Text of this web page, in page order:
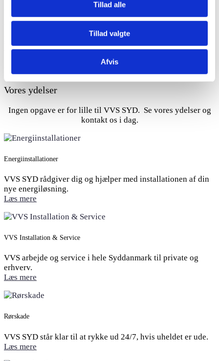
Tillad alle
Tillad valgte
Afvis
som kunde. Vi forlader aldrig en opgave, uden at vi er sikre
på, at den er løst, og du som kunde er tilfreds med
være sikker på, at vi kommer, når det passer dig.
Vores ydelser
Ingen opgave er for lille til VVS SYD. Se vores ydelser og
kontakt os i dag.
Energiinstallationer
VVS SYD rådgiver dig og hjælper med installationen af din
nye energiløsning.
Læs mere
VVS Installation & Service
VVS arbejde og service i hele Syddanmark til private og
erhverv.
Læs mere
Rørskade
VVS SYD står klar til at rykke ud 24/7, hvis uheldet er ude.
Læs mere